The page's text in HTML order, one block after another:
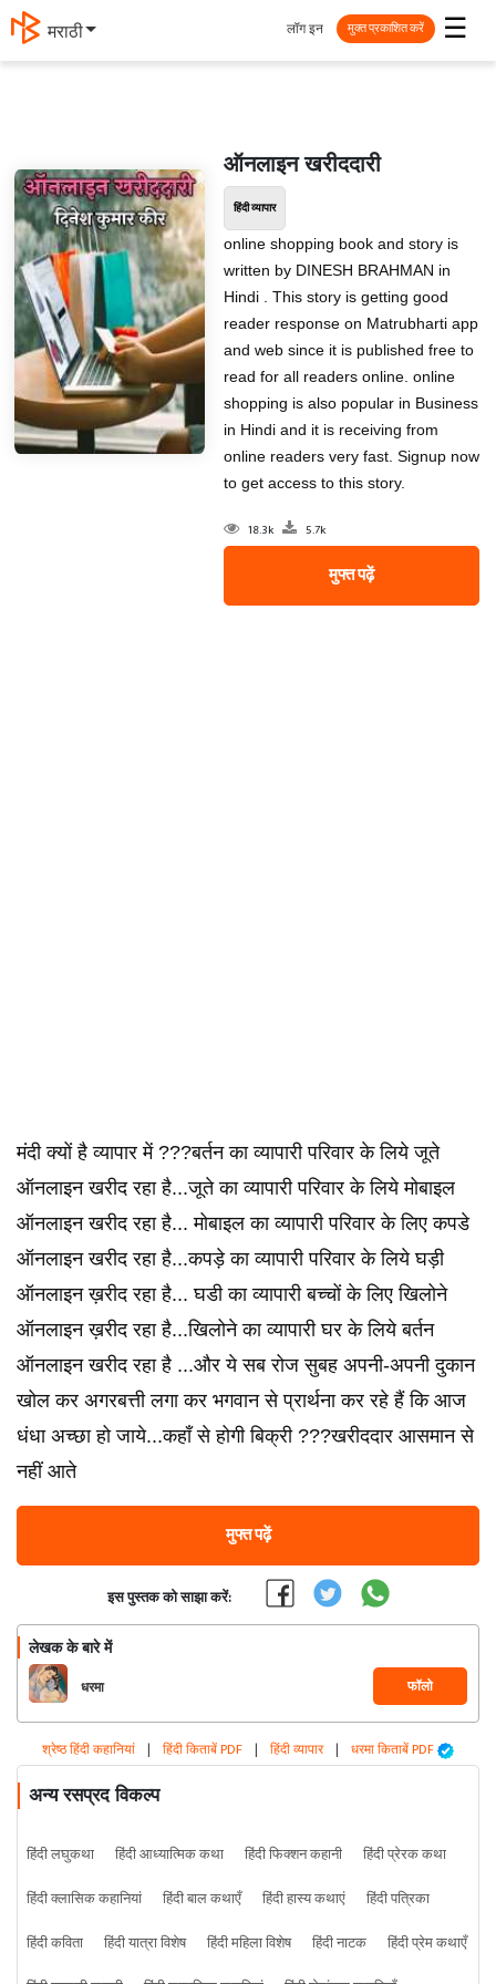
मराठी ☰
लॉग इन मुक्त प्रकाशित करें
ऑनलाइन खरीददारी
हिंदी व्यापार
online shopping book and story is
written by DINESH BRAHMAN in
Hindi . This story is getting good
reader response on Matrubharti app
and web since it is published free to
read for all readers online. online
shopping is also popular in Business
in Hindi and it is receiving from
online readers very fast. Signup now
to get access to this story.
18.3k 5.7k
मुफ्त पढ़ें
मंदी क्यों है व्यापार में ???बर्तन का व्यापारी परिवार के लिये जूते
ऑनलाइन खरीद रहा है...जूते का व्यापारी परिवार के लिये मोबाइल
ऑनलाइन खरीद रहा है... मोबाइल का व्यापारी परिवार के लिए कपडे
ऑनलाइन खरीद रहा है...कपड़े का व्यापारी परिवार के लिये घड़ी
ऑनलाइन ख़रीद रहा है... घडी का व्यापारी बच्चों के लिए खिलोने
ऑनलाइन ख़रीद रहा है...खिलोने का व्यापारी घर के लिये बर्तन
ऑनलाइन खरीद रहा है ...और ये सब रोज सुबह अपनी-अपनी दुकान
खोल कर अगरबत्ती लगा कर भगवान से प्रार्थना कर रहे हैं कि आज
धंधा अच्छा हो जाये...कहाँ से होगी बिक्री ???खरीददार आसमान से
नहीं आते
मुफ्त पढ़ें
इस पुस्तक को साझा करें:
लेखक के बारे में
धरमा फॉलो
श्रेष्ठ हिंदी कहानियां | हिंदी किताबें PDF | हिंदी व्यापार | धरमा किताबें PDF
अन्य रसप्रद विकल्प
हिंदी लघुकथा हिंदी आध्यात्मिक कथा हिंदी फिक्शन कहानी
हिंदी प्रेरक कथा
हिंदी क्लासिक कहानियां
हिंदी बाल कथाएँ हिंदी हास्य कथाएं
हिंदी पत्रिका
हिंदी कविता
हिंदी यात्रा विशेष हिंदी महिला विशेष हिंदी नाटक
हिंदी प्रेम कथाएँ